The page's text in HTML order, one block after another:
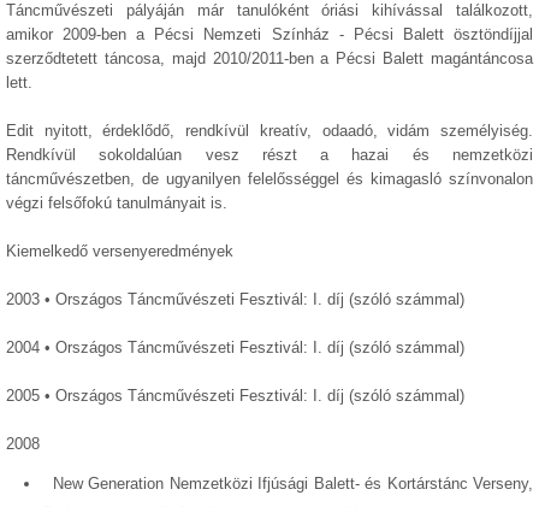
Táncművészeti pályáján már tanulóként óriási kihívással találkozott,
amikor 2009-ben a Pécsi Nemzeti Színház - Pécsi Balett ösztöndíjjal
szerződtetett táncosa, majd 2010/2011-ben a Pécsi Balett magántáncosa
lett.
Edit nyitott, érdeklődő, rendkívül kreatív, odaadó, vidám személyiség.
Rendkívül sokoldalúan vesz részt a hazai és nemzetközi
táncművészetben, de ugyanilyen felelősséggel és kimagasló színvonalon
végzi felsőfokú tanulmányait is.
Kiemelkedő versenyeredmények
2003 • Országos Táncművészeti Fesztivál: I. díj (szóló számmal)
2004 • Országos Táncművészeti Fesztivál: I. díj (szóló számmal)
2005 • Országos Táncművészeti Fesztivál: I. díj (szóló számmal)
2008
New Generation Nemzetközi Ifjúsági Balett- és Kortárstánc Verseny,